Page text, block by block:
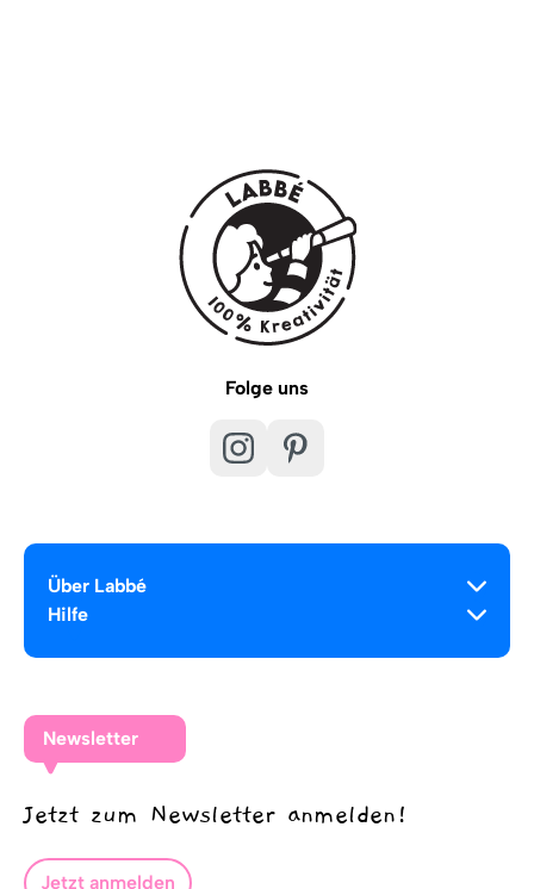
Folge uns
Über Labbé
Hilfe
Newsletter
Jetzt zum Newsletter anmelden!
Jetzt anmelden